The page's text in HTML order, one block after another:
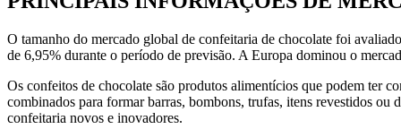
O tamanho do mercado global de confeitaria de chocolate foi
de 6,95% durante o período de previsão. A Europa dominou o
Os confeitos de chocolate são produtos alimentícios que podem ter
combinados para formar barras, bombons, trufas, itens revestidos
confeitaria novos e inovadores.